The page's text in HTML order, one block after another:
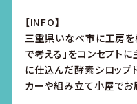
【INFO】
三重県いなべ市に工房を
で考える」をコンセプト
に仕込んだ酵素シロップ
カーや組み立て小屋でお